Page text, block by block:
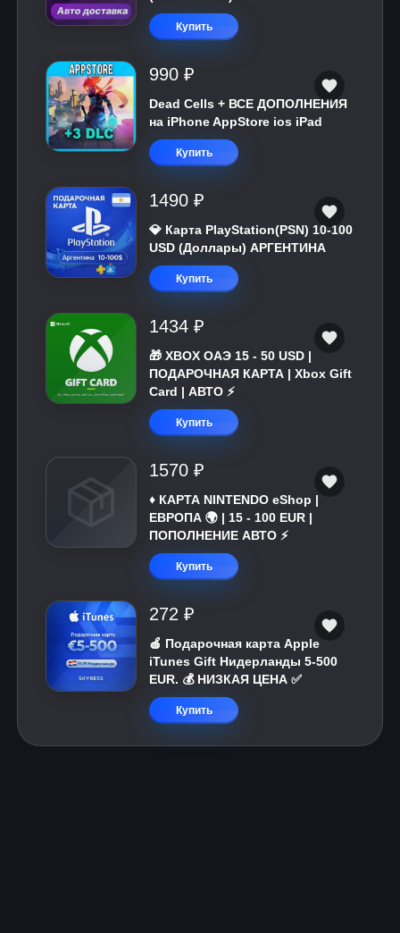
Купить
990 ₽
Dead Cells + ВСЕ ДОПОЛНЕНИЯ
на iPhone AppStore ios iPad
Купить
1490 ₽
💎 Карта PlayStation(PSN) 10-100
USD (Доллары) АРГЕНТИНА
Купить
1434 ₽
🎁 XBOX ОАЭ 15 - 50 USD |
ПОДАРОЧНАЯ КАРТА | Xbox Gift
Card | АВТО ⚡
Купить
1570 ₽
♦️ КАРТА NINTENDO eShop |
ЕВРОПА 🌍 | 15 - 100 EUR |
ПОПОЛНЕНИЕ АВТО ⚡
Купить
272 ₽
🍎 Подарочная карта Apple
iTunes Gift Нидерланды 5-500
EUR. 💰 НИЗКАЯ ЦЕНА ✅
Купить